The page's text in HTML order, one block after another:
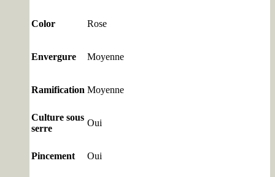
Color Rose
Envergure Moyenne
Ramification Moyenne
Culture sous
serre
Oui
Pincement Oui